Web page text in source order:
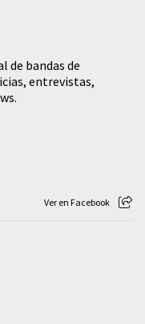
de bandas de
entrevistas,
Ver en Facebook